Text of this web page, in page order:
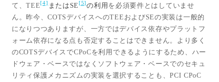
て、TEE [4] またはSE [5] の利用 を必須要件とはしていませ
ん。昨今、COTSデバイスへのTEE およびSEの実装は一般的
になりつつありますが、一方ではデバイス依存やプラットフ
ォーム依存になる点も否定することはできません。より多く
のCOTSデバイスでCPoCを利用できるようにするため、ハー
ドウェア・ベースではなくソフトウェア・ベースでのセキュ
リティ保護メカニズムの実装を選択することも、PCI CPoC